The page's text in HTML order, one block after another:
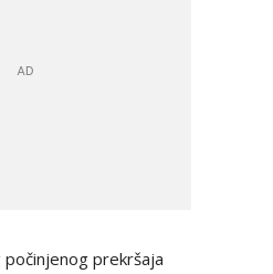
počinjenog prekršaja